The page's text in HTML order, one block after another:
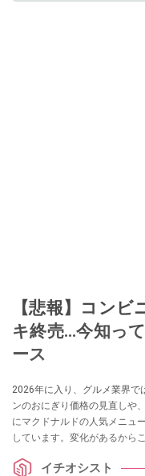
【悲報】コン
キ終売…今知っ
ース
2026年に入り、グルメ業界で
ンのおにぎり価格の見直しや
にマクドナルドの人気メニュ
しています。変化があるから
たい注目のグルメ情報をわか
イチオシスト